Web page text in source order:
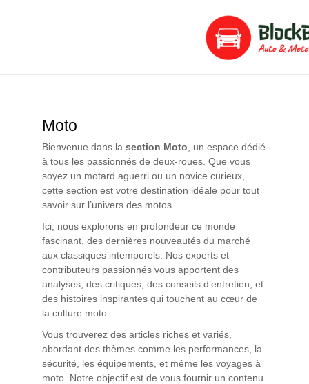
Moto
Bienvenue dans lasection Moto , un espace dédié
à tous les passionnés de deux-roues. Que vous
soyez un motard aguerri ou un novice curieux,
cette section est votre destination idéale pour tout
savoir sur l’univers des motos.
Ici, nous explorons en profondeur ce monde
fascinant, des dernières nouveautés du marché
aux classiques intemporels. Nos experts et
contributeurs passionnés vous apportent des
analyses, des critiques, des conseils d’entretien, et
des histoires inspirantes qui touchent au cœur de
la culture moto.
Vous trouverez des articles riches et variés,
abordant des thèmes comme les performances, la
sécurité, les équipements, et même les voyages à
moto. Notre objectif est de vous fournir un contenu